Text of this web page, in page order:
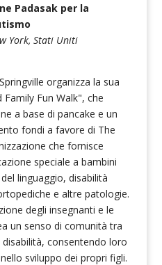
Padasak per la
York, Stati Uniti
organizza la sua
Fun Walk", che
a base di pancake e un
fondi a favore di The
che fornisce
speciale a bambini
linguaggio, disabilità
e altre patologie.
degli insegnanti e le
un senso di comunità tra
consentendo loro
sviluppo dei propri figli.